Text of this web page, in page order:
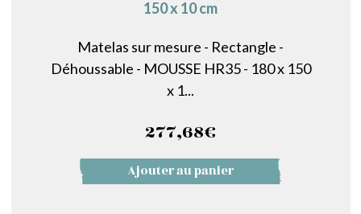
150 x 10 cm
Matelas sur mesure - Rectangle -
Déhoussable - MOUSSE HR35 - 180 x 150
x 1...
277,68€
Ajouter au panier